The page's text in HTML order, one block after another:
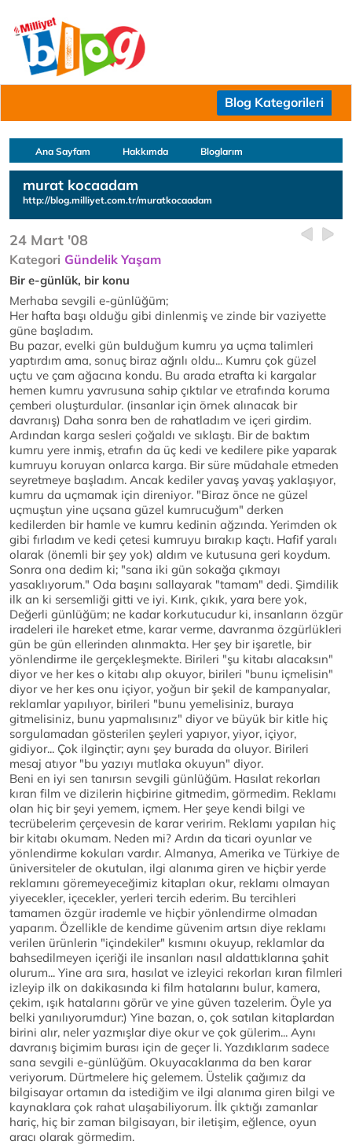
Blog Kategorileri
Ana Sayfam Hakkımda Bloglarım
murat kocaadam
http://blog.milliyet.com.tr/muratkocaadam
24 Mart '08
Kategori Gündelik Yaşam
Bir e-günlük, bir konu
Merhaba sevgili e-günlüğüm;
Her hafta başı olduğu gibi dinlenmiş ve zinde bir vaziyette
güne başladım.
Bu pazar, evelki gün bulduğum kumru ya uçma talimleri
yaptırdım ama, sonuç biraz ağrılı oldu... Kumru çok güzel
uçtu ve çam ağacına kondu. Bu arada etrafta ki kargalar
hemen kumru yavrusuna sahip çıktılar ve etrafında koruma
çemberi oluşturdular. (insanlar için örnek alınacak bir
davranış) Daha sonra ben de rahatladım ve içeri girdim.
Ardından karga sesleri çoğaldı ve sıklaştı. Bir de baktım
kumru yere inmiş, etrafın da üç kedi ve kedilere pike yaparak
kumruyu koruyan onlarca karga. Bir süre müdahale etmeden
seyretmeye başladım. Ancak kediler yavaş yavaş yaklaşıyor,
kumru da uçmamak için direniyor. "Biraz önce ne güzel
uçmuştun yine uçsana güzel kumrucuğum" derken
kedilerden bir hamle ve kumru kedinin ağzında. Yerimden ok
gibi fırladım ve kedi çetesi kumruyu bırakıp kaçtı. Hafif yaralı
olarak (önemli bir şey yok) aldım ve kutusuna geri koydum.
Sonra ona dedim ki; "sana iki gün sokağa çıkmayı
yasaklıyorum." Oda başını sallayarak "tamam" dedi. Şimdilik
ilk an ki sersemliği gitti ve iyi. Kırık, çıkık, yara bere yok,
Değerli günlüğüm; ne kadar korkutucudur ki, insanların özgür
iradeleri ile hareket etme, karar verme, davranma özgürlükleri
gün be gün ellerinden alınmakta. Her şey bir işaretle, bir
yönlendirme ile gerçekleşmekte. Birileri "şu kitabı alacaksın"
diyor ve her kes o kitabı alıp okuyor, birileri "bunu içmelisin"
diyor ve her kes onu içiyor, yoğun bir şekil de kampanyalar,
reklamlar yapılıyor, birileri "bunu yemelisiniz, buraya
gitmelisiniz, bunu yapmalısınız" diyor ve büyük bir kitle hiç
sorgulamadan gösterilen şeyleri yapıyor, yiyor, içiyor,
gidiyor... Çok ilginçtir; aynı şey burada da oluyor. Birileri
mesaj atıyor "bu yazıyı mutlaka okuyun" diyor.
Beni en iyi sen tanırsın sevgili günlüğüm. Hasılat rekorları
kıran film ve dizilerin hiçbirine gitmedim, görmedim. Reklamı
olan hiç bir şeyi yemem, içmem. Her şeye kendi bilgi ve
tecrübelerim çerçevesin de karar veririm. Reklamı yapılan hiç
bir kitabı okumam. Neden mi? Ardın da ticari oyunlar ve
yönlendirme kokuları vardır. Almanya, Amerika ve Türkiye de
üniversiteler de okutulan, ilgi alanıma giren ve hiçbir yerde
reklamını göremeyeceğimiz kitapları okur, reklamı olmayan
yiyecekler, içecekler, yerleri tercih ederim. Bu tercihleri
tamamen özgür irademle ve hiçbir yönlendirme olmadan
yaparım. Özellikle de kendime güvenim artsın diye reklamı
verilen ürünlerin "içindekiler" kısmını okuyup, reklamlar da
bahsedilmeyen içeriği ile insanları nasıl aldattıklarına şahit
olurum... Yine ara sıra, hasılat ve izleyici rekorları kıran filmleri
izleyip ilk on dakikasında ki film hatalarını bulur, kamera,
çekim, ışık hatalarını görür ve yine güven tazelerim. Öyle ya
belki yanılıyorumdur:) Yine bazan, o, çok satılan kitaplardan
birini alır, neler yazmışlar diye okur ve çok gülerim... Aynı
davranış biçimim burası için de geçer li. Yazdıklarım sadece
sana sevgili e-günlüğüm. Okuyacaklarıma da ben karar
veriyorum. Dürtmelere hiç gelemem. Üstelik çağımız da
bilgisayar ortamın da istediğim ve ilgi alanıma giren bilgi ve
kaynaklara çok rahat ulaşabiliyorum. İlk çıktığı zamanlar
hariç, hiç bir zaman bilgisayarı, bir iletişim, eğlence, oyun
aracı olarak görmedim.